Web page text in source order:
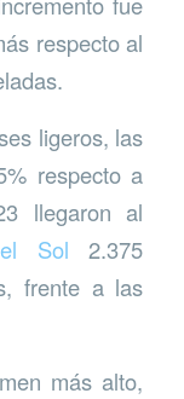
respecto al
ligeros, las
respecto a
llegaron al
Sol 2.375
frente a las
más alto,